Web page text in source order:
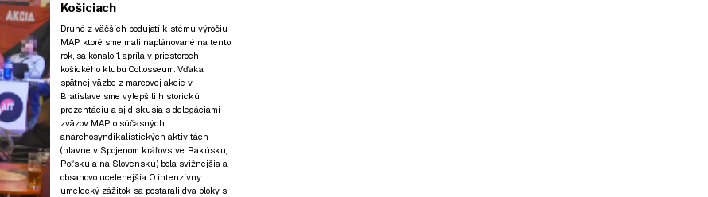
Košiciach
Druhé z väčších podujatí k stému výročiu
MAP, ktoré sme mali naplánované na tento
rok, sa konalo 1. apríla v priestoroch
košického klubu Collosseum. Vďaka
spätnej väzbe z marcovej akcie v
Bratislave sme vylepšili historickú
prezentáciu a aj diskusia s delegáciami
zväzov MAP o súčasných
anarchosyndikalistických aktivitách
(hlavne v Spojenom kráľovstve, Rakúsku,
Poľsku a na Slovensku) bola svižnejšia a
obsahovo ucelenejšia. O intenzívny
umelecký zážitok sa postarali dva bloky s